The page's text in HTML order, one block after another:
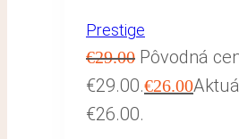
Prestige
€29.00 Pôvodná
€29.00.€26.00
€26.00.